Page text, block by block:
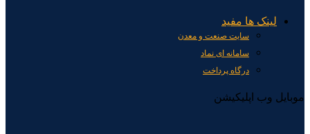
لینک ها مفید
سایت صنعت و معدن
سامانه ای نماد
درگاه پرداخت
موبایل وب اپلیکیشن